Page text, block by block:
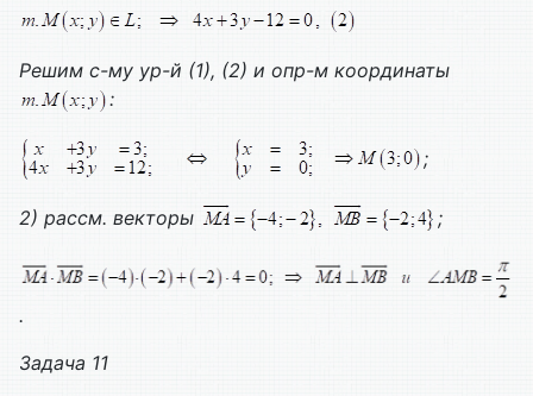
Решим с-му ур-й (1), (2) и опр-м координаты
:
;
2) рассм. векторы ;
.
Задача 11